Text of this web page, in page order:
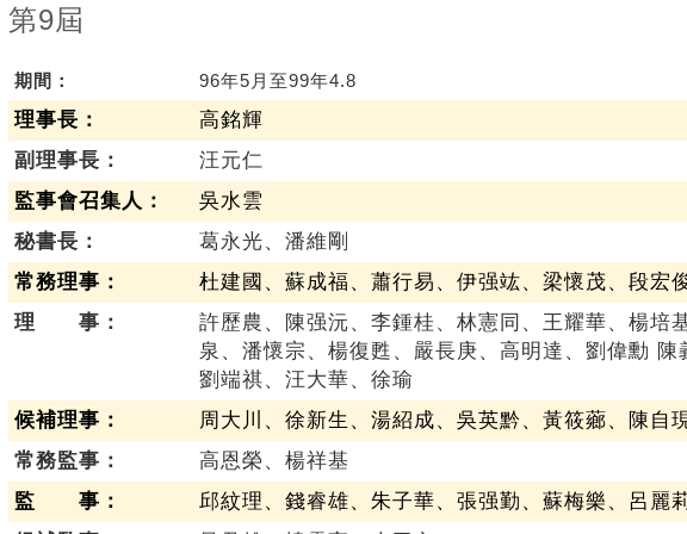
第9屆
期間： 96年5月至99年4.8
理事長：
高銘輝
副理事長：
汪元仁
監事會召集人：
吳水雲
秘書長：
葛永光、潘維剛
常務理事：
杜建國、蘇成福、蕭行易、伊强竑、梁懷茂、段宏
理 事：
許歷農、陳强沅、李鍾桂、林憲同、王耀華、楊培
泉、潘懷宗、楊復甦、嚴長庚、高明達、劉偉勳 陳
劉端祺、汪大華、徐瑜
候補理事：
周大川、徐新生、湯紹成、吳英黔、黃筱薌、陳自
常務監事：
高恩榮、楊祥基
監 事：
邱紋理、錢睿雄、朱子華、張强勤、蘇梅樂、呂麗